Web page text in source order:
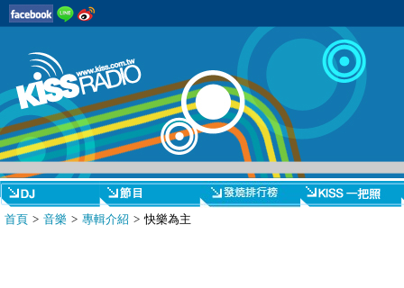
首頁 > 音樂 > 專輯介紹 > 快樂為主